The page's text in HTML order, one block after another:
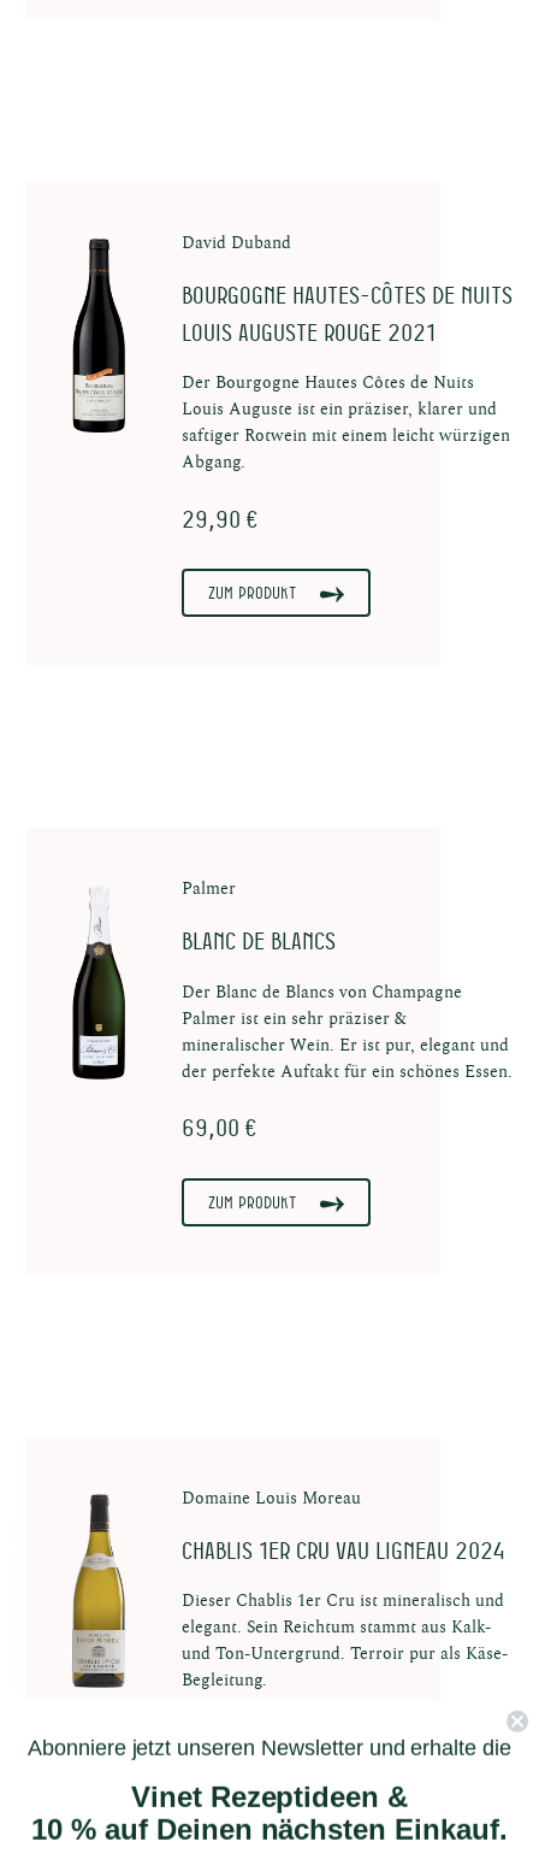
David Duband
Bourgogne Hautes-Côtes de Nuits
Louis Auguste Rouge 2021
Der Bourgogne Hautes Côtes de Nuits
Louis Auguste ist ein präziser, klarer und
saftiger Rotwein mit einem leicht würzigen
Abgang.
29,90 €
Zum Produkt
Palmer
Blanc de Blancs
Der Blanc de Blancs von Champagne
Palmer ist ein sehr präziser &
mineralischer Wein. Er ist pur, elegant und
der perfekte Auftakt für ein schönes Essen.
69,00 €
Zum Produkt
Domaine Louis Moreau
Chablis 1er Cru Vau Ligneau 2024
Dieser Chablis 1er Cru ist mineralisch und
elegant. Sein Reichtum stammt aus Kalk-
und Ton-Untergrund. Terroir pur als Käse-
Begleitung.
34,90 €
Zum Produkt
Abonniere jetzt unseren Newsletter und erhalte die
Vinet Rezeptideen &
10 % auf Deinen nächsten Einkauf.